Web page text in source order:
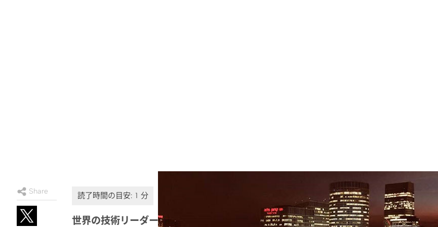
Share
世界の技術リーダーたちが一堂に会し、最先端の AI イノベーションについて議論